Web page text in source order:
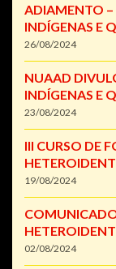
ADIAMENTO
INDÍGENAS E
26/08/2024
NUAAD
INDÍGENAS E
23/08/2024
III CURSO DE
19/08/2024
02/08/2024